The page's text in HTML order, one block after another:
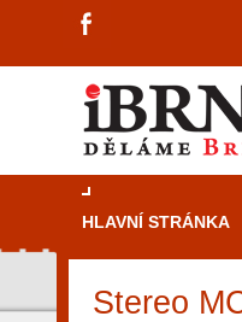
HLAVNÍ STRÁNKA
Stereo